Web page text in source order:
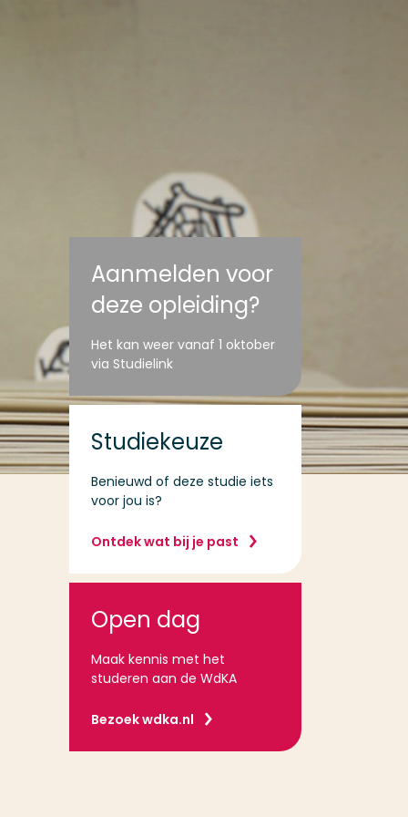
Aanmelden voor
deze opleiding?
Het kan weer vanaf 1 oktober
via Studielink
Studiekeuze
Benieuwd of deze studie iets
voor jou is?
Ontdek wat bij je past
Open dag
Maak kennis met het
studeren aan de WdKA
Bezoek wdka.nl